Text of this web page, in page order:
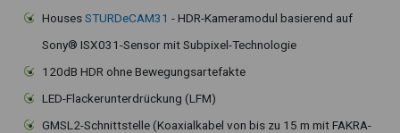
HousesSTURDeCAM31 - HDR-Kameramodul basierend auf
Sony® ISX031-Sensor mit Subpixel-Technologie
120dB HDR ohne Bewegungsartefakte
LED-Flackerunterdrückung (LFM)
GMSL2-Schnittstelle (Koaxialkabel von bis zu 15 m mit FAKRA-